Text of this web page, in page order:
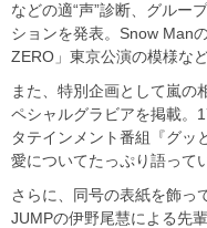
などの適“声”診断、グルー
ションを発表。Snow Man
ZERO」東京公演の模様な
また、特別企画として嵐の
ペシャルグラビアを掲載。
タテインメント番組『グッ
愛についてたっぷり語って
さらに、同号の表紙を飾っ
JUMPの伊野尾慧による先